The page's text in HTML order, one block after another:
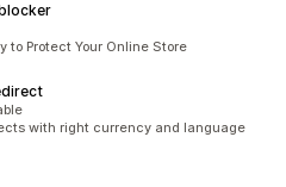
to Protect Your Online Store
with right currency and language